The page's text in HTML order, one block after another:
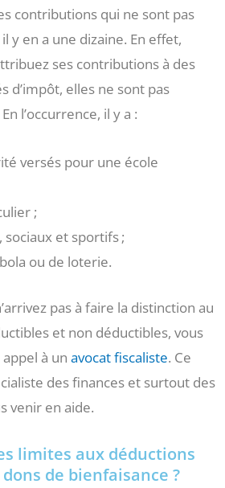
contributions qui ne sont pas
y en a une dizaine. En effet,
ses contributions à des
d’impôt, elles ne sont pas
l’occurrence, il y a :
versés pour une école
;
sociaux et sportifs ;
ou de loterie.
pas à faire la distinction au
et non déductibles, vous
à un avocat fiscaliste. Ce
des finances et surtout des
venir en aide.
limites aux déductions
de bienfaisance ?